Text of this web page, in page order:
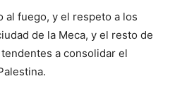
al fuego, y el respeto a los
de la Meca, y el resto de
a consolidar el